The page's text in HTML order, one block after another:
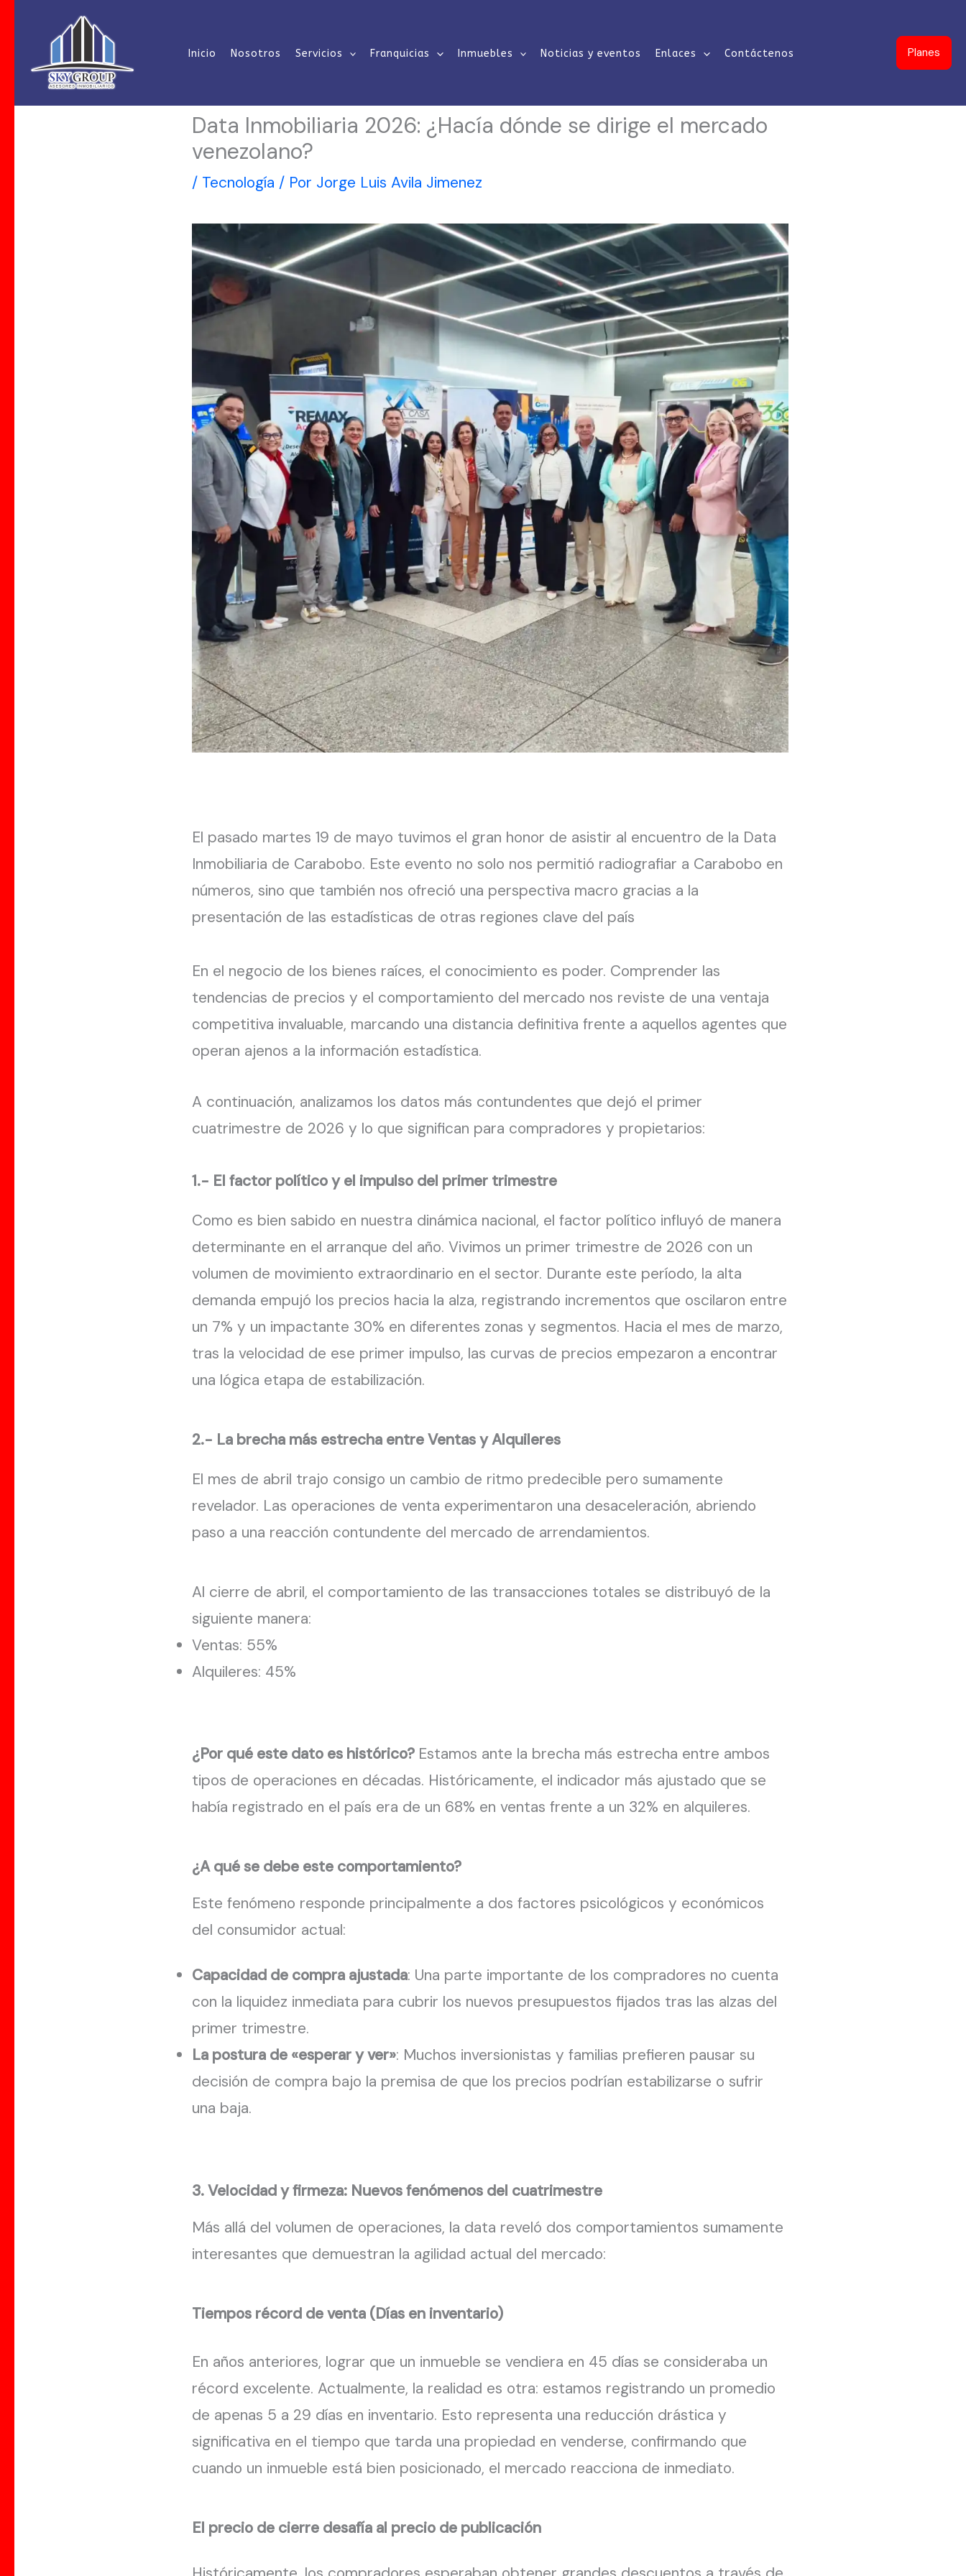
contenido
Inicio Nosotros Servicios Franquicias Inmuebles Noticias y eventos Enlaces Contáctenos Planes
Data Inmobiliaria 2026: ¿Hacía dónde se dirige el mercado
venezolano?
/ Tecnología / Por Jorge Luis Avila Jimenez
El pasado martes 19 de mayo tuvimos el gran honor de asistir al encuentro de la Data
Inmobiliaria de Carabobo. Este evento no solo nos permitió radiografiar a Carabobo en
números, sino que también nos ofreció una perspectiva macro gracias a la
presentación de las estadísticas de otras regiones clave del país
En el negocio de los bienes raíces, el conocimiento es poder. Comprender las
tendencias de precios y el comportamiento del mercado nos reviste de una ventaja
competitiva invaluable, marcando una distancia definitiva frente a aquellos agentes que
operan ajenos a la información estadística.
A continuación, analizamos los datos más contundentes que dejó el primer
cuatrimestre de 2026 y lo que significan para compradores y propietarios:
1.- El factor político y el impulso del primer trimestre
Como es bien sabido en nuestra dinámica nacional, el factor político influyó de manera
determinante en el arranque del año. Vivimos un primer trimestre de 2026 con un
volumen de movimiento extraordinario en el sector. Durante este período, la alta
demanda empujó los precios hacia la alza, registrando incrementos que oscilaron entre
un 7% y un impactante 30% en diferentes zonas y segmentos. Hacia el mes de marzo,
tras la velocidad de ese primer impulso, las curvas de precios empezaron a encontrar
una lógica etapa de estabilización.
2.- La brecha más estrecha entre Ventas y Alquileres
El mes de abril trajo consigo un cambio de ritmo predecible pero sumamente
revelador. Las operaciones de venta experimentaron una desaceleración, abriendo
paso a una reacción contundente del mercado de arrendamientos.
Al cierre de abril, el comportamiento de las transacciones totales se distribuyó de la
siguiente manera:
Ventas: 55%
Alquileres: 45%
¿Por qué este dato es histórico? Estamos ante la brecha más estrecha entre ambos
tipos de operaciones en décadas. Históricamente, el indicador más ajustado que se
había registrado en el país era de un 68% en ventas frente a un 32% en alquileres.
¿A qué se debe este comportamiento?
Este fenómeno responde principalmente a dos factores psicológicos y económicos
del consumidor actual:
Capacidad de compra ajustada: Una parte importante de los compradores no cuenta
con la liquidez inmediata para cubrir los nuevos presupuestos fijados tras las alzas del
primer trimestre.
La postura de «esperar y ver»: Muchos inversionistas y familias prefieren pausar su
decisión de compra bajo la premisa de que los precios podrían estabilizarse o sufrir
una baja.
3. Velocidad y firmeza: Nuevos fenómenos del cuatrimestre
Más allá del volumen de operaciones, la data reveló dos comportamientos sumamente
interesantes que demuestran la agilidad actual del mercado:
Tiempos récord de venta (Días en inventario)
En años anteriores, lograr que un inmueble se vendiera en 45 días se consideraba un
récord excelente. Actualmente, la realidad es otra: estamos registrando un promedio
de apenas 5 a 29 días en inventario. Esto representa una reducción drástica y
significativa en el tiempo que tarda una propiedad en venderse, confirmando que
cuando un inmueble está bien posicionado, el mercado reacciona de inmediato.
El precio de cierre desafía al precio de publicación